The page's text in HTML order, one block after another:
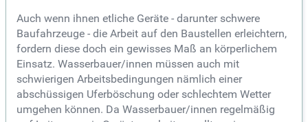
Auch wenn ihnen etliche Geräte - darunter schwere
Baufahrzeuge - die Arbeit auf den Baustellen erleichtern,
fordern diese doch ein gewisses Maß an körperlichem
Einsatz. Wasserbauer/innen müssen auch mit
schwierigen Arbeitsbedingungen nämlich einer
abschüssigen Uferböschung oder schlechtem Wetter
umgehen können. Da Wasserbauer/innen regelmäßig